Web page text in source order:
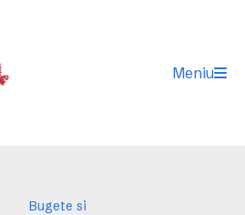
Meniu
Bugete si